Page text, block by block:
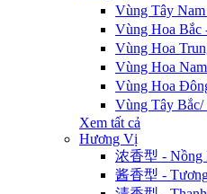
Vùng Tây
Vùng Hoa
Vùng Hoa
Vùng Hoa
Vùng Hoa
Vùng Tây
Xem tất cả
Hương Vị
浓香型 - Nồng
酱香型 -